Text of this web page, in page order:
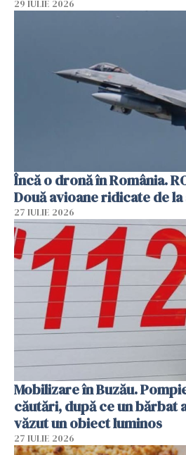
29 IULIE 2026
Încă o dronă în România.
Două avioane ridicate de la
27 IULIE 2026
Mobilizare în Buzău.
căutări, după ce un bărbat
văzut un obiect luminos
27 IULIE 2026